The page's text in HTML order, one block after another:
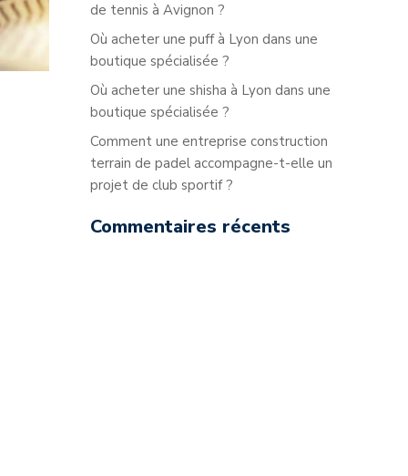
de tennis à Avignon ?
Où acheter une puff à Lyon dans une
boutique spécialisée ?
Où acheter une shisha à Lyon dans une
boutique spécialisée ?
Comment une entreprise construction
terrain de padel accompagne-t-elle un
projet de club sportif ?
Commentaires récents